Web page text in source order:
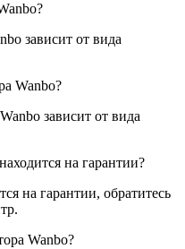
зависит от вида
Wanbo?
зависит от вида
на гарантии?
на гарантии, обратитесь
Wanbo?